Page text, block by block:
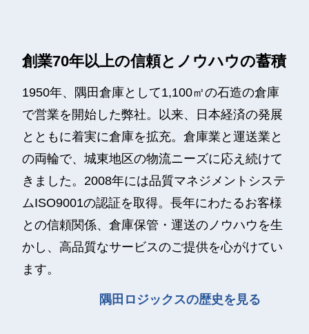
創業70年以上の信頼とノウハウの蓄積
1950年、隅田倉庫として1,100㎡の石造の倉庫
で営業を開始した弊社。以来、日本経済の発展
とともに着実に倉庫を拡充。倉庫業と運送業と
の両輪で、城東地区の物流ニーズに応え続けて
きました。2008年には品質マネジメントシステ
ムISO9001の認証を取得。長年にわたるお客様
との信頼関係、倉庫保管・運送のノウハウを生
かし、高品質なサービスのご提供を心がけてい
ます。
隅田ロジックスの歴史を見る